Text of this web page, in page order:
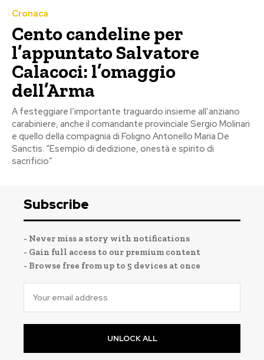
Cronaca
Cento candeline per
l’appuntato Salvatore
Calacoci: l’omaggio
dell’Arma
A festeggiare l’importante traguardo insieme all’anziano
carabiniere, anche il comandante provinciale Sergio Molinari
e quello della compagnia di Foligno Antonello Maria De
Sanctis. “Esempio di dedizione, onestà e spirito di
sacrificio”
Subscribe
- Never miss a story with notifications
- Gain full access to our premium content
- Browse free from up to 5 devices at once
UNLOCK ALL